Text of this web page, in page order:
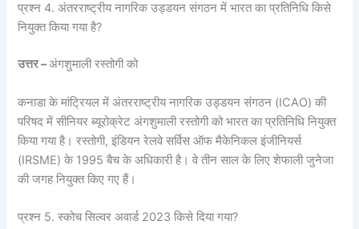
प्रश्न 4. अंतरराष्ट्रीय नागरिक उड्डयन संगठन में भारत का प्रतिनिधि किसे
नियुक्त किया गया है?
उत्तर –अंगशुमाली रस्तोगी को
कनाडा के मांट्रियल में अंतरराष्ट्रीय नागरिक उड्डयन संगठन (ICAO) की
परिषद में सीनियर ब्यूरोक्रेट अंगशुमाली रस्तोगी को भारत का प्रतिनिधि नियुक्त
किया गया है। रस्तोगी, इंडियन रेलवे सर्विस ऑफ मैकेनिकल इंजीनियर्स
(IRSME) के 1995 बैच के अधिकारी है। वे तीन साल के लिए शेफाली जुनेजा
की जगह नियुक्त किए गए हैं।
प्रश्न 5. स्कोच सिल्वर अवार्ड 2023 किसे दिया गया?